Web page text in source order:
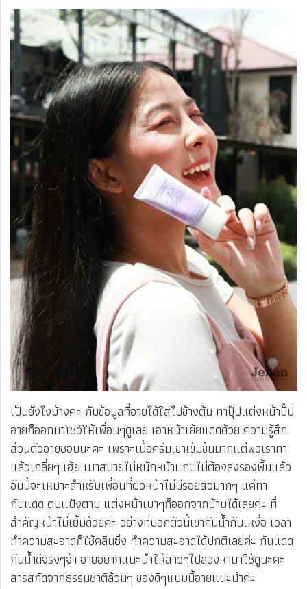
เป็นยังไงบ้างคะ กับข้อมูลที่อายได้ใส่ไปข้างต้น ทาปุ๊ปแต่งหน้าปั๊ป
อายก็ออกมาโชว์ให้เพื่อนๆดูเลย เอาหน้าเย้ยแดดด้วย ความรู้สึก
ส่วนตัวอายชอบนะคะ เพราะเนื้อครีมเขาเข้มข้นมากแต่พอเราทา
แล้วเกลี่ยๆ เฮ้ย เบาสบายไม่หนักหน้าแถมไม่ต้องลงรองพื้นแล้ว
อันนี้จะเหมาะสำหรับเพื่อนที่ผิวหน้าไม่มีรอยสิวมากๆ แค่ทา
กันแดด ตบแป้งตาม แต่งหน้าเบาๆก็ออกจากบ้านได้เลยค่ะ ที่
สำคัญหน้าไม่เยิ้มด้วยค่ะ อย่างที่บอกตัวนี้เขากันน้ำกันเหงื่อ เวลา
ทำความสะอาดก็ใช้คลีนซิ่ง ทำความสะอาดได้ปกติเลยค่ะ กันแดด
กันน้ำดีจริงๆจ้า อายอยากแนะนำให้สาวๆไปลองหามาใช้ดูนะคะ
สารสกัดจากธรรมชาติล้วนๆ ของดีๆแบบนี้อายแนะนำค่ะ ​​​​​